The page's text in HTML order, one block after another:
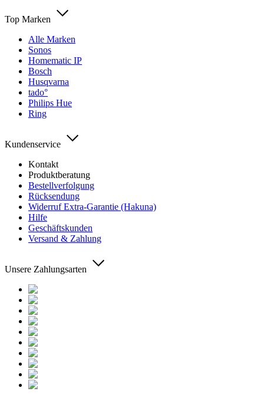
Top Marken
Alle Marken
Sonos
Homematic IP
Bosch
Husqvarna
tado°
Philips Hue
Ring
Kundenservice
Kontakt
Produktberatung
Bestellverfolgung
Rücksendung
Widerruf Extra-Garantie (Hakuna)
Hilfe
Geschäftskunden
Versand & Zahlung
Unsere Zahlungsarten